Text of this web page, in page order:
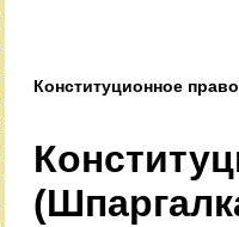
Конституционное